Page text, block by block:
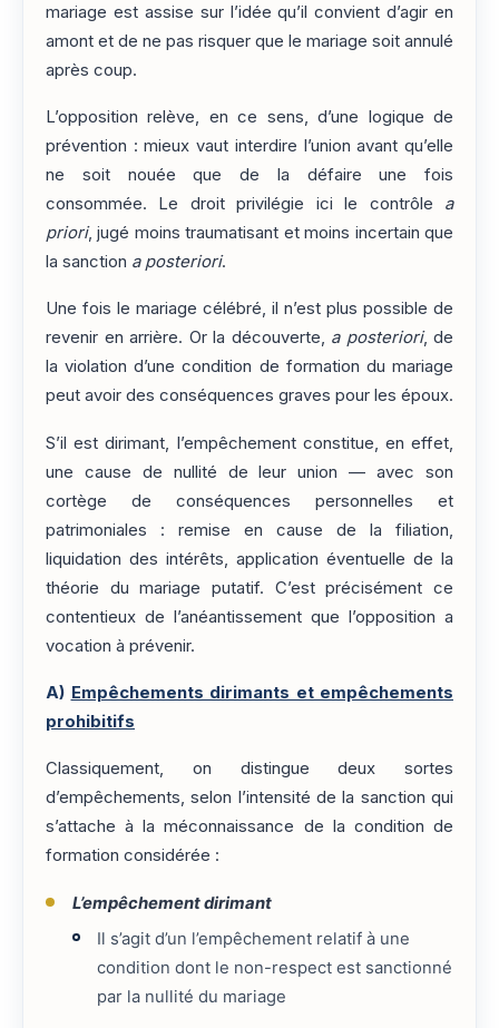
mariage est assise sur l’idée qu’il convient d’agir en
amont et de ne pas risquer que le mariage soit annulé
après coup.
L’opposition relève, en ce sens, d’une logique de
prévention : mieux vaut interdire l’union avant qu’elle
ne soit nouée que de la défaire une fois
consommée. Le droit privilégie ici le contrôle a
priori, jugé moins traumatisant et moins incertain que
la sanction a posteriori.
Une fois le mariage célébré, il n’est plus possible de
revenir en arrière. Or la découverte, a posteriori, de
la violation d’une condition de formation du mariage
peut avoir des conséquences graves pour les époux.
S’il est dirimant, l’empêchement constitue, en effet,
une cause de nullité de leur union — avec son
cortège de conséquences personnelles et
patrimoniales : remise en cause de la filiation,
liquidation des intérêts, application éventuelle de la
théorie du mariage putatif. C’est précisément ce
contentieux de l’anéantissement que l’opposition a
vocation à prévenir.
A) Empêchements dirimants et empêchements
prohibitifs
Classiquement, on distingue deux sortes
d’empêchements, selon l’intensité de la sanction qui
s’attache à la méconnaissance de la condition de
formation considérée :
L’empêchement dirimant
Il s’agit d’un l’empêchement relatif à une
condition dont le non-respect est sanctionné
par la nullité du mariage